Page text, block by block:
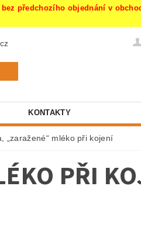
bez předchozího objednání v
KONTAKTY
„zaražené“ mléko při kojení
PŘI